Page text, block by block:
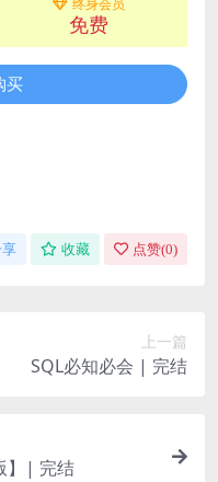
终身会员
免费
买
收藏 点赞(0)
上一篇
SQL必知必会 | 完结
】| 完结